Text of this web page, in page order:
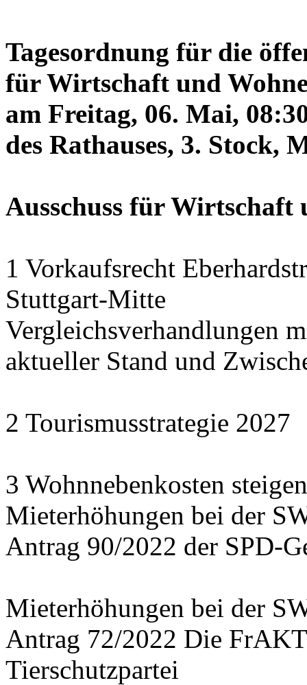
Tagesordnung für die
für Wirtschaft und
am Freitag, 06. Mai,
des Rathauses, 3. Stock,
Ausschuss für Wirtschaft
1 Vorkaufsrecht
Stuttgart-Mitte
Vergleichsverhandlungen
aktueller Stand und
2 Tourismusstrategie 2027
3 Wohnnebenkosten
Mieterhöhungen bei der
Antrag 90/2022 der SPD-
Mieterhöhungen bei der
Antrag 72/2022 Die
Tierschutzpartei